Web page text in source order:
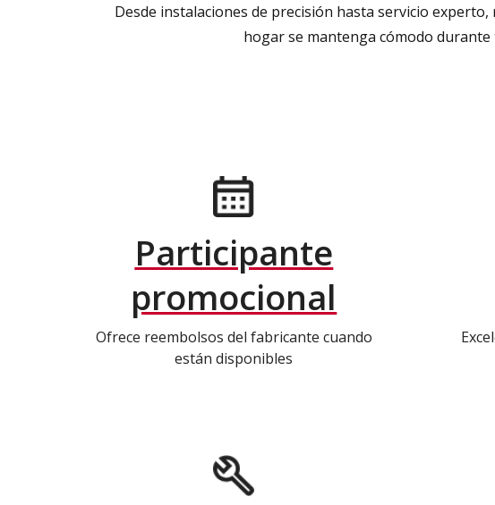
Desde instalaciones de precisión hasta servicio
hogar se mantenga cómodo
Participante
promocional
Ofrece reembolsos del fabricante cuando
están disponibles